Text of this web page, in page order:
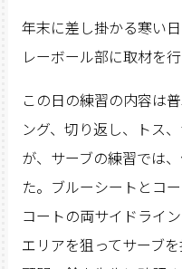
年末に差し掛かる寒い
レーボール部に取材を行
この日の練習の内容は
ング、切り返し、トス
が、サーブの練習では
た。ブルーシートとコ
コートの両サイドライ
エリアを狙ってサーブ